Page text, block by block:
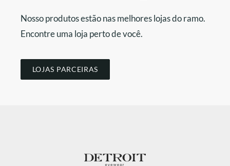
Nosso produtos estão nas melhores lojas do ramo.
Encontre uma loja perto de você.
LOJAS PARCEIRAS